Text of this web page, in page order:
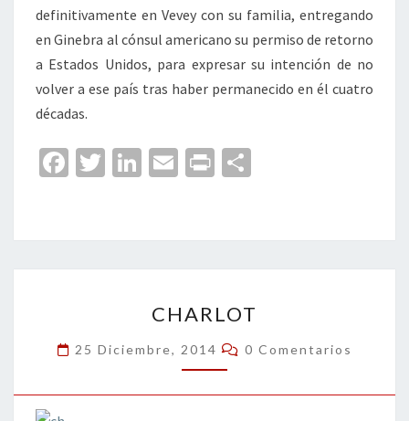
definitivamente en Vevey con su familia, entregando
en Ginebra al cónsul americano su permiso de retorno
a Estados Unidos, para expresar su intención de no
volver a ese país tras haber permanecido en él cuatro
décadas.
Fa
o
o
T
er
Li
dI
n
E
l
Pr
p
ar
tir
CHARLOT
25 Diciembre, 2014 Comentarios
0 Comentarios